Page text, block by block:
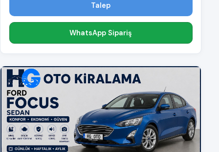
Talep
WhatsApp Sipariş